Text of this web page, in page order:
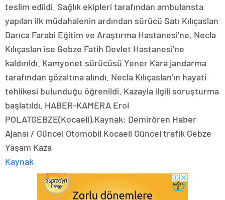
teslim edildi. Sağlık ekipleri tarafından ambulansta
yapılan ilk müdahalenin ardından sürücü Satı Kılıçaslan
Darıca Farabi Eğitim ve Araştırma Hastanesi’ne, Necla
Kılıçaslan ise Gebze Fatih Devlet Hastanesi’ne
kaldırıldı. Kamyonet sürücüsü Yener Kara jandarma
tarafından gözaltına alındı. Necla Kılıçaslan’ın hayati
tehlikesi bulunduğu öğrenildi. Kazayla ilgili soruşturma
başlatıldı. HABER-KAMERA Erol
POLATGEBZE(Kocaeli),Kaynak: Demirören Haber
Ajansı / Güncel Otomobil Kocaeli Güncel trafik Gebze
Yaşam Kaza
Kaynak